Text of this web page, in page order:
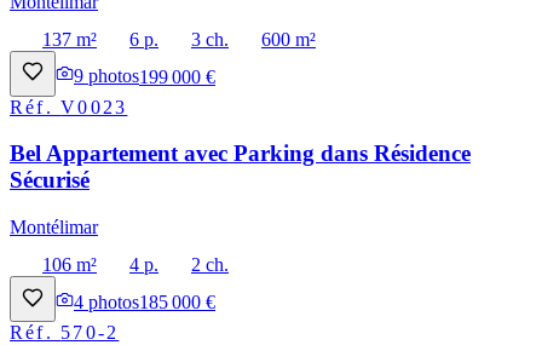
137 m²
6 p. 3 ch.
600 m²
9 photos199 000 €
Réf.V0023
Bel Appartement avec Parking dans Résidence
Sécurisé
Montélimar
106 m²
4 p.
2 ch.
4 photos185 000 €
Réf. 570-2